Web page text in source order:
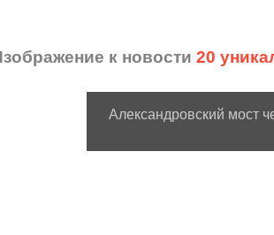
к новости 20
Александровский мост